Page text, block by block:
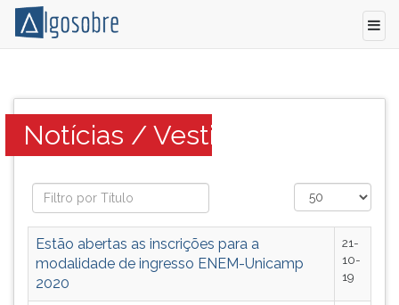
sobre
vestibulares
todo
Editais,
resultados,
provas
anteriores
TAB
e
depois
F
conteúdo
principal
Categoria:
Notícias / Vestibular
Estão abertas as inscrições para a
modalidade de ingresso ENEM-Unicamp
2020
21-
10-
19